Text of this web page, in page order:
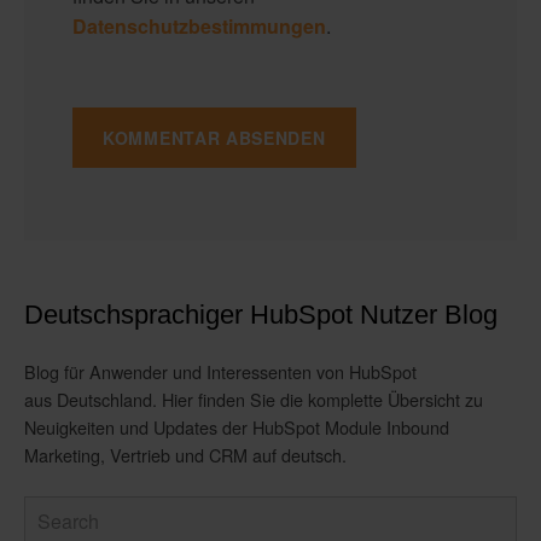
Datenschutzbestimmungen.
Deutschsprachiger HubSpot Nutzer Blog
Blog für Anwender und Interessenten von HubSpot
aus Deutschland. Hier finden Sie die komplette Übersicht zu
Neuigkeiten und Updates der HubSpot Module Inbound
Marketing, Vertrieb und CRM auf deutsch.